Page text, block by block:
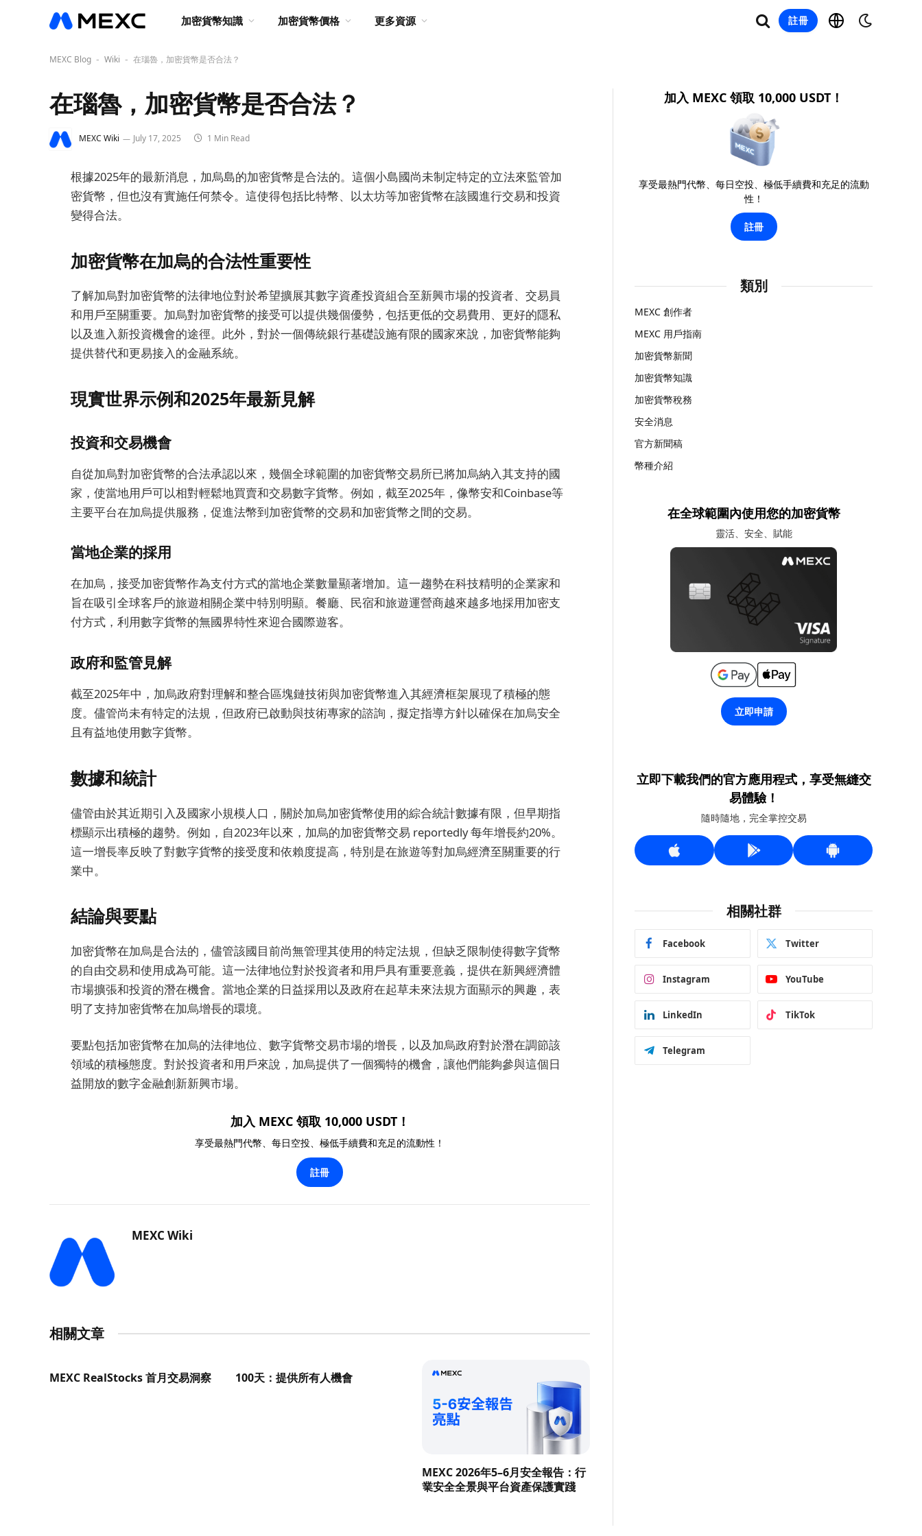
加密貨幣知識 加密貨幣價格 更多資源 註冊
MEXC Blog - Wiki - 在瑙魯，加密貨幣是否合法？
在瑙魯，加密貨幣是否合法？
MEXC Wiki July 17, 2025 1 Min Read
根據2025年的最新消息，加烏島的加密貨幣是合法的。這個小島國尚未制定特定的立法來監管加
密貨幣，但也沒有實施任何禁令。這使得包括比特幣、以太坊等加密貨幣在該國進行交易和投資
變得合法。
加密貨幣在加烏的合法性重要性
了解加烏對加密貨幣的法律地位對於希望擴展其數字資產投資組合至新興市場的投資者、交易員
和用戶至關重要。加烏對加密貨幣的接受可以提供幾個優勢，包括更低的交易費用、更好的隱私
以及進入新投資機會的途徑。此外，對於一個傳統銀行基礎設施有限的國家來說，加密貨幣能夠
提供替代和更易接入的金融系統。
現實世界示例和2025年最新見解
投資和交易機會
自從加烏對加密貨幣的合法承認以來，幾個全球範圍的加密貨幣交易所已將加烏納入其支持的國
家，使當地用戶可以相對輕鬆地買賣和交易數字貨幣。例如，截至2025年，像幣安和Coinbase等
主要平台在加烏提供服務，促進法幣到加密貨幣的交易和加密貨幣之間的交易。
當地企業的採用
在加烏，接受加密貨幣作為支付方式的當地企業數量顯著增加。這一趨勢在科技精明的企業家和
旨在吸引全球客戶的旅遊相關企業中特別明顯。餐廳、民宿和旅遊運營商越來越多地採用加密支
付方式，利用數字貨幣的無國界特性來迎合國際遊客。
政府和監管見解
截至2025年中，加烏政府對理解和整合區塊鏈技術與加密貨幣進入其經濟框架展現了積極的態
度。儘管尚未有特定的法規，但政府已啟動與技術專家的諮詢，擬定指導方針以確保在加烏安全
且有益地使用數字貨幣。
數據和統計
儘管由於其近期引入及國家小規模人口，關於加烏加密貨幣使用的綜合統計數據有限，但早期指
標顯示出積極的趨勢。例如，自2023年以來，加烏的加密貨幣交易 reportedly 每年增長約20%。
這一增長率反映了對數字貨幣的接受度和依賴度提高，特別是在旅遊等對加烏經濟至關重要的行
業中。
結論與要點
加密貨幣在加烏是合法的，儘管該國目前尚無管理其使用的特定法規，但缺乏限制使得數字貨幣
的自由交易和使用成為可能。這一法律地位對於投資者和用戶具有重要意義，提供在新興經濟體
市場擴張和投資的潛在機會。當地企業的日益採用以及政府在起草未來法規方面顯示的興趣，表
明了支持加密貨幣在加烏增長的環境。
要點包括加密貨幣在加烏的法律地位、數字貨幣交易市場的增長，以及加烏政府對於潛在調節該
領域的積極態度。對於投資者和用戶來說，加烏提供了一個獨特的機會，讓他們能夠參與這個日
益開放的數字金融創新新興市場。
加入 MEXC 領取 10,000 USDT！
享受最熱門代幣、每日空投、極低手續費和充足的流動性！
註冊
MEXC Wiki
相關文章
MEXC RealStocks 首月交易洞察 100天：提供所有人機會
MEXC 2026年5–6月安全報告：行
業安全全景與平台資產保護實踐
加入 MEXC 領取 10,000 USDT！
享受最熱門代幣、每日空投、極低手續費和充足的流動
性！
註冊
類別
MEXC 創作者
MEXC 用戶指南
加密貨幣新聞
加密貨幣知識
加密貨幣稅務
安全消息
官方新聞稿
幣種介紹
在全球範圍內使用您的加密貨幣
靈活、安全、賦能
立即申請
立即下載我們的官方應用程式，享受無縫交
易體驗！
隨時隨地，完全掌控交易
相關社群
Facebook Twitter
Instagram YouTube
LinkedIn TikTok
Telegram